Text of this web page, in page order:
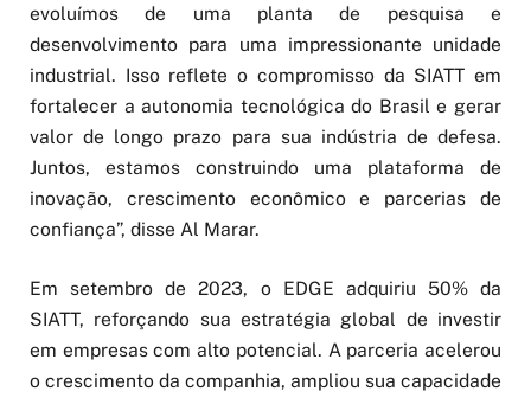
evoluímos de uma planta de pesquisa e
desenvolvimento para uma impressionante unidade
industrial. Isso reflete o compromisso da SIATT em
fortalecer a autonomia tecnológica do Brasil e gerar
valor de longo prazo para sua indústria de defesa.
Juntos, estamos construindo uma plataforma de
inovação, crescimento econômico e parcerias de
confiança”, disse Al Marar.
Em setembro de 2023, o EDGE adquiriu 50% da
SIATT, reforçando sua estratégia global de investir
em empresas com alto potencial. A parceria acelerou
o crescimento da companhia, ampliou sua capacidade